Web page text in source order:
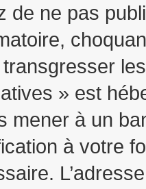
de ne pas
» est
mener à un
à votre